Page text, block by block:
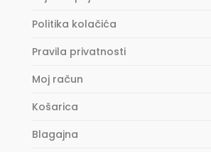
Politika kolačića
Pravila privatnosti
Moj račun
Košarica
Blagajna